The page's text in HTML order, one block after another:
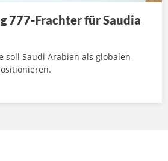
777-Frachter für Saudia
soll Saudi Arabien als globalen